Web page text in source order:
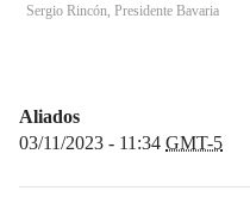
Sergio Rincón, Presidente Bavaria
Aliados
03/11/2023 - 11:34 GMT-5